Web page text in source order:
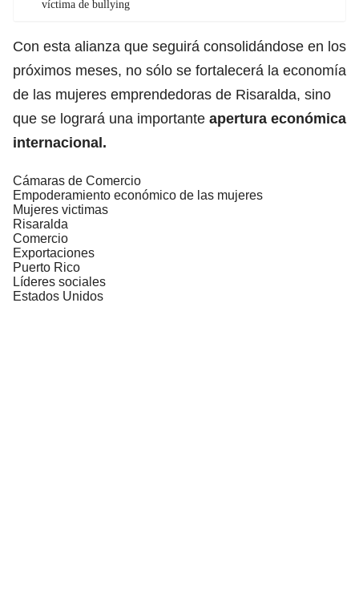
víctima de bullying
Con esta alianza que seguirá consolidándose en los
próximos meses, no sólo se fortalecerá la economía
de las mujeres emprendedoras de Risaralda, sino
que se logrará una importante apertura económica
internacional.
Cámaras de Comercio
Empoderamiento económico de las mujeres
Mujeres victimas
Risaralda
Comercio
Exportaciones
Puerto Rico
Líderes sociales
Estados Unidos